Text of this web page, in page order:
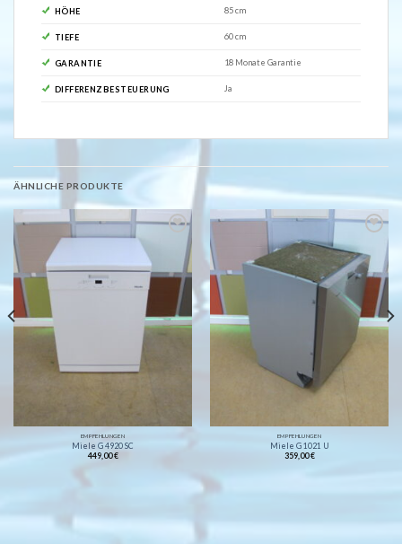
HÖHE 85 cm
TIEFE 60 cm
GARANTIE 18 Monate Garantie
DIFFERENZBESTEUERUNG Ja
ÄHNLICHE PRODUKTE
Auf die
Wunschliste
EMPFEHLUNGEN
Miele G 4920 SC
449,00€
Auf die
Wunschliste
EMPFEHLUNGEN
Miele G 1021 U
359,00€